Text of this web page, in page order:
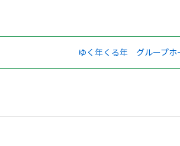
ゆく年くる年 グループホ